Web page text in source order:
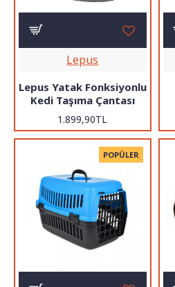
Lepus
Lepus Yatak Fonksiyonlu
Kedi Taşıma Çantası
1.899,90TL
POPÜLER